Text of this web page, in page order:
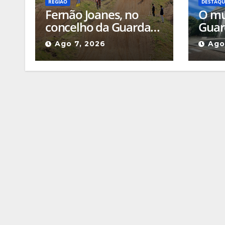
Fernão Joanes, no
concelho da Guarda
recebe este sábado a
Etapa do Campeonato
Nacional de
Ago 7, 2026
O